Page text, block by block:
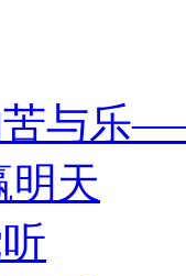
苦与乐
明天